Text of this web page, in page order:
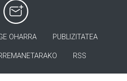
OHARRA PUBLIZITATEA
RSS